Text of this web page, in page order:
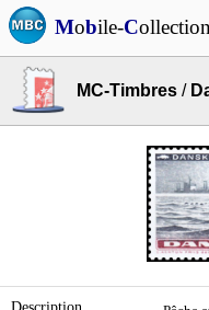
Mobile-C
MC-Timbres /